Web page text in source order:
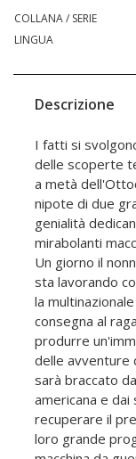
COLLANA / SERIE
LINGUA
Descrizione
I fatti si
delle scoperte
a metà
nipote di due
genialità
mirabolanti
Un giorno il
sta lavorando
la
consegna al
produrre
delle avventure
sarà braccato
americana e
recuperare il
loro grande